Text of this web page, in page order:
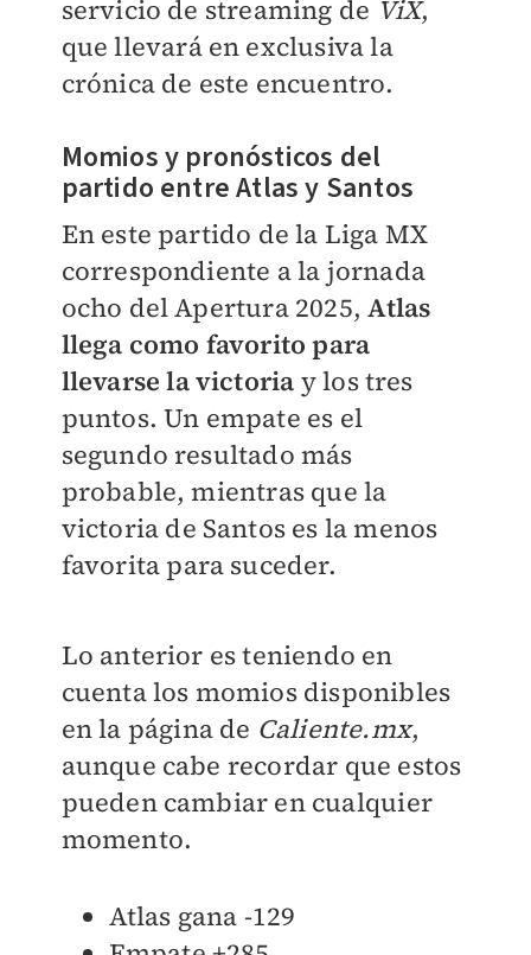
servicio de streaming de ViX,
que llevará en exclusiva la
crónica de este encuentro.
Momios y pronósticos del
partido entre Atlas y Santos
En este partido de la Liga MX
correspondiente a la jornada
ocho del Apertura 2025,Atlas
llega como favorito para
llevarse la victoria y los tres
puntos. Un empate es el
segundo resultado más
probable, mientras que la
victoria de Santos es la menos
favorita para suceder.
Lo anterior es teniendo en
cuenta los momios disponibles
en la página de Caliente.mx,
aunque cabe recordar que estos
pueden cambiar en cualquier
momento.
Atlas gana -129